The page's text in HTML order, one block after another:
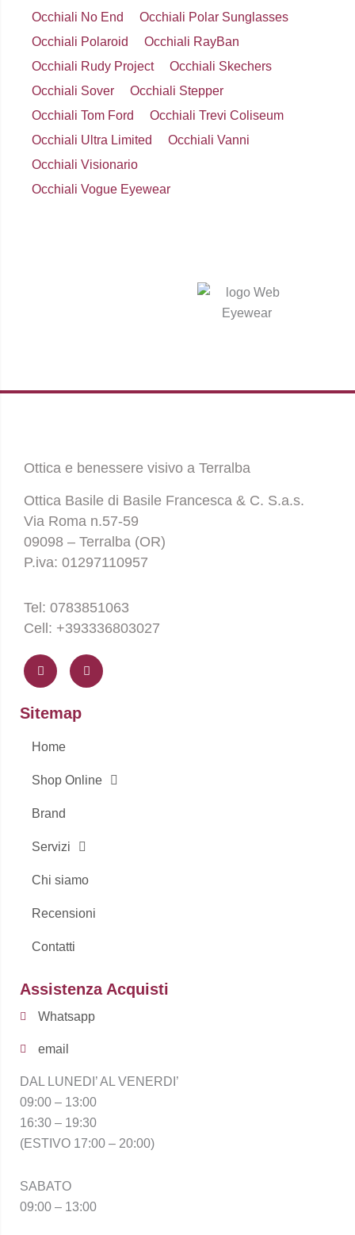
Occhiali No End
Occhiali Polar Sunglasses
Occhiali Polaroid
Occhiali RayBan
Occhiali Rudy Project
Occhiali Skechers
Occhiali Sover
Occhiali Stepper
Occhiali Tom Ford
Occhiali Trevi Coliseum
Occhiali Ultra Limited
Occhiali Vanni
Occhiali Visionario
Occhiali Vogue Eyewear
Ottica e benessere visivo a Terralba
Ottica Basile di Basile Francesca & C. S.a.s.
Via Roma n.57-59
09098 – Terralba (OR)
P.iva: 01297110957
Tel: 0783851063
Cell: +393336803027
a
c
e
b
o
-
f
n
s
t
a
Sitemap
Home
Shop Online
Brand
Servizi
Chi siamo
Recensioni
Contatti
Assistenza Acquisti
Whatsapp
email
DAL LUNEDI’ AL VENERDI’
09:00 – 13:00
16:30 – 19:30
(ESTIVO 17:00 – 20:00)
SABATO
09:00 – 13:00